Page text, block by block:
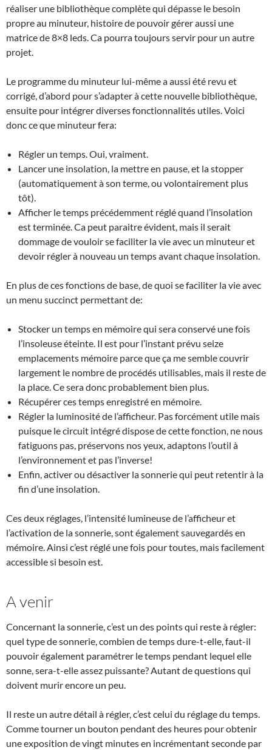
réaliser une bibliothèque complète qui dépasse le besoin
propre au minuteur, histoire de pouvoir gérer aussi une
matrice de 8×8 leds. Ca pourra toujours servir pour un autre
projet.
Le programme du minuteur lui-même a aussi été revu et
corrigé, d’abord pour s’adapter à cette nouvelle bibliothèque,
ensuite pour intégrer diverses fonctionnalités utiles. Voici
donc ce que minuteur fera:
Régler un temps. Oui, vraiment.
Lancer une insolation, la mettre en pause, et la stopper
(automatiquement à son terme, ou volontairement plus
tôt).
Afficher le temps précédemment réglé quand l’insolation
est terminée. Ca peut paraitre évident, mais il serait
dommage de vouloir se faciliter la vie avec un minuteur et
devoir régler à nouveau un temps avant chaque insolation.
En plus de ces fonctions de base, de quoi se faciliter la vie avec
un menu succinct permettant de:
Stocker un temps en mémoire qui sera conservé une fois
l’insoleuse éteinte. Il est pour l’instant prévu seize
emplacements mémoire parce que ça me semble couvrir
largement le nombre de procédés utilisables, mais il reste de
la place. Ce sera donc probablement bien plus.
Récupérer ces temps enregistré en mémoire.
Régler la luminosité de l’afficheur. Pas forcément utile mais
puisque le circuit intégré dispose de cette fonction, ne nous
fatiguons pas, préservons nos yeux, adaptons l’outil à
l’environnement et pas l’inverse!
Enfin, activer ou désactiver la sonnerie qui peut retentir à la
fin d’une insolation.
Ces deux réglages, l’intensité lumineuse de l’afficheur et
l’activation de la sonnerie, sont également sauvegardés en
mémoire. Ainsi c’est réglé une fois pour toutes, mais facilement
accessible si besoin est.
A venir
Concernant la sonnerie, c’est un des points qui reste à régler:
quel type de sonnerie, combien de temps dure-t-elle, faut-il
pouvoir également paramétrer le temps pendant lequel elle
sonne, sera-t-elle assez puissante? Autant de questions qui
doivent murir encore un peu.
Il reste un autre détail à régler, c’est celui du réglage du temps.
Comme tourner un bouton pendant des heures pour obtenir
une exposition de vingt minutes en incrémentant seconde par